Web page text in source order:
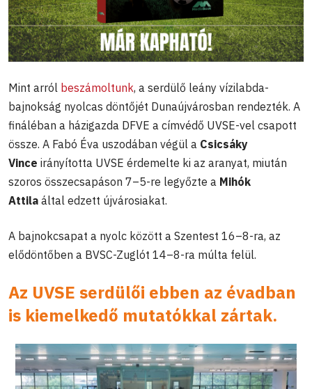
Mint arról beszámoltunk, a serdülő leány vízilabda-
bajnokság nyolcas döntőjét Dunaújvárosban rendezték. A
fináléban a házigazda DFVE a címvédő UVSE-vel csapott
össze. A Fabó Éva uszodában végül a Csicsáky
Vince irányította UVSE érdemelte ki az aranyat, miután
szoros összecsapáson 7–5-re legyőzte a Mihók
Attila által edzett újvárosiakat.
A bajnokcsapat a nyolc között a Szentest 16–8-ra, az
elődöntőben a BVSC-Zuglót 14–8-ra múlta felül.
Az UVSE serdülői ebben az évadban
is kiemelkedő mutatókkal zártak.